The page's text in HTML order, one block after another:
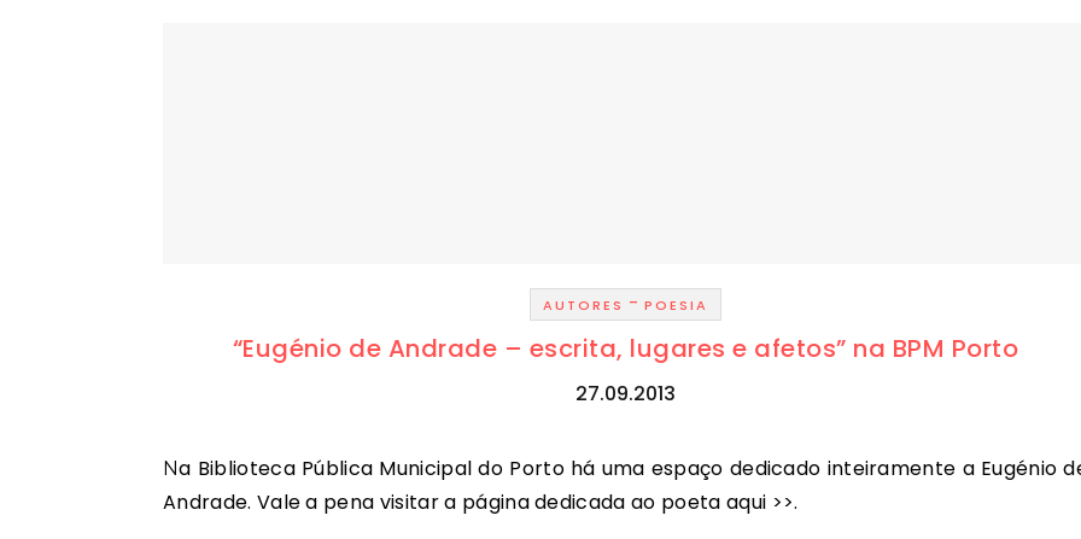
AUTORES - POESIA
“Eugénio de Andrade – escrita, lugares e afetos” na BPM Porto
27.09.2013
Na Biblioteca Pública Municipal do Porto há uma espaço dedicado inteiramente a Eugénio de
Andrade. Vale a pena visitar a página dedicada ao poeta aqui >>.